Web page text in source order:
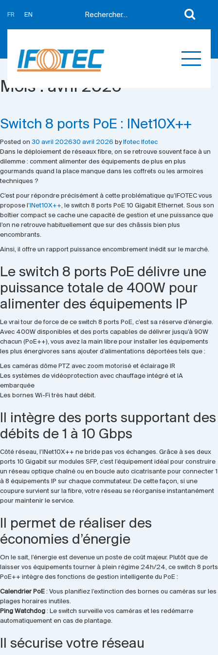
FR EN
Actualités
Support
Mes devis
Expertises
Références
Mois : avril 2026
Switch 8 ports PoE : INet10X++
Posted on 30 avril 202630 avril 2026 byIfotec Ifotec
Dans le déploiement de réseaux fibre, on se retrouve souvent face à un
dilemme : comment alimenter des équipements de plus en plus
gourmands quand la place manque dans les coffrets ou les armoires
techniques ?
C’est pour répondre précisément à cette problématique qu’IFOTEC vous
propose l’INet10X++, le switch 8 ports PoE 10 Gigabit Ethernet. Sous son
boîtier compact se cache une capacité de gestion et une puissance que
l’on ne retrouve habituellement que sur des châssis bien plus
encombrants.
Ainsi, il offre un rapport puissance encombrement inédit sur le marché.
Le switch 8 ports PoE délivre une
puissance totale de 400W pour
alimenter des équipements IP
Le vrai tour de force de ce switch 8 ports PoE, c’est sa réserve d’énergie.
Avec 400W disponibles et des ports capables de délivrer jusqu’à 90W
chacun (PoE++), vous avez la main libre pour installer les équipements
les plus énergivores sans ajouter d’alimentations déportées tels que :
Les caméras dôme PTZ avec zoom motorisé et éclairage IR
Les systèmes de vidéoprotection avec chauffage intégré et IA
embarquée
Les bornes Wi-Fi très haut débit.
Il intègre des ports supportant des
débits de 1 à 10 Gbps
Côté réseau, l’INet10X++ ne bride pas vos échanges. Grâce à ses deux
ports 10 Gigabit sur modules SFP, c’est l’équipement idéal pour construire
un réseau optique chaîné ou en boucle auto cicatrisante pour connecter 1
à 8 équipements IP sur chaque commutateur. De cette façon, si une
coupure survient sur la fibre, votre réseau se réorganise instantanément
pour maintenir le service.
Il permet de réaliser des
économies d’énergie
On le sait, l’énergie est devenue un poste de coût majeur. Plutôt que de
laisser vos équipements tourner à plein régime 24h/24, ce switch 8 ports
PoE++ intègre des fonctions de gestion intelligente du PoE :
Calendrier PoE : Vous planifiez l’extinction des bornes ou caméras sur les
plages horaires inutiles.
Ping Watchdog : Le switch surveille vos caméras et les redémarre
automatiquement en cas de plantage.
Il sécurise votre réseau